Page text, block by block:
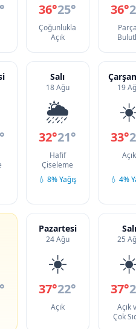
36°25°
Çoğunlukla
Açık
36°
Salı
18 Ağu
🌦️
32°21°
Hafif
Çiseleme
💧 8% Yağış
19
33°
Açık
💧 4%
Pazartesi
24 Ağu
☀️
37°22°
Açık
Salı
25
37°
Açık
Çok